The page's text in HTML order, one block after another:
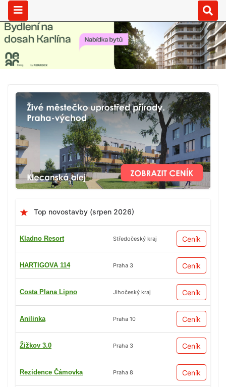
Top novostavby (srpen 2026)
Kladno Resort Středočeský kraj Ceník
HARTIGOVA 114 Praha 3 Ceník
Costa Plana Lipno Jihočeský kraj Ceník
Anilinka Praha 10 Ceník
Žižkov 3.0 Praha 3 Ceník
Rezidence Čámovka Praha 8 Ceník